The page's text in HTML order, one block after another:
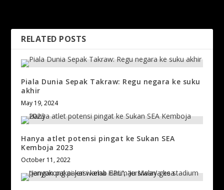
RELATED POSTS
Piala Dunia Sepak Takraw: Regu negara ke suku
akhir
May 19, 2024
Hanya atlet potensi pingat ke Sukan SEA
Kemboja 2023
October 11, 2022